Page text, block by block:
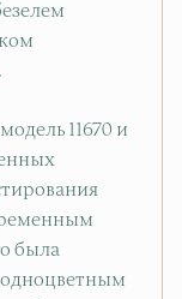
11670 и
была
одноцветным